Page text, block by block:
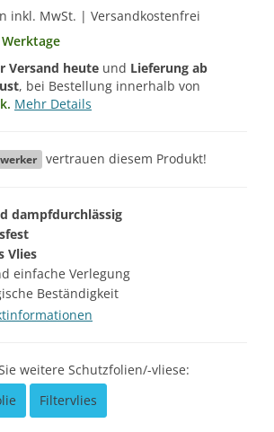
inkl. MwSt. | Versandkostenfrei
Versand heute und Lieferung ab
, bei Bestellung innerhalb von
Mehr Details
vertrauen diesem Produkt!
dampfdurchlässig
Vlies
einfache Verlegung
Beständigkeit
weitere Schutzfolien/-vliese:
Filtervlies